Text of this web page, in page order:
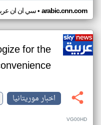
سي ان ان• arabic.cnn.com
for the
اخبار موريتانيا
VG00HD